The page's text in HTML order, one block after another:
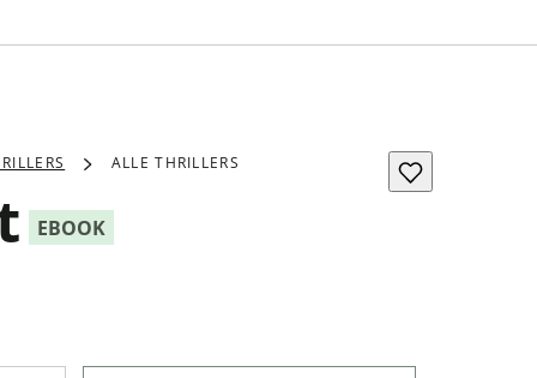
ALLE THRILLERS
EBOOK